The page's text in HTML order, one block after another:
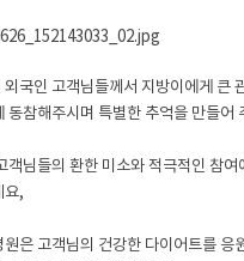
국인 고객님들께서 지방이에게 큰
동참해주시며 특별한 추억을 만들어
객님들의 환한 미소와 적극적인 참여
요,
은 고객님의 건강한 다이어트를 응